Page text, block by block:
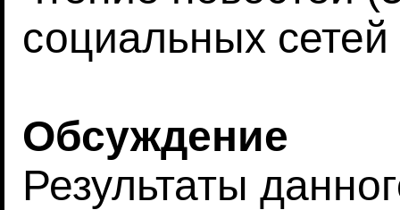
социальных
Обсуждение
Результаты